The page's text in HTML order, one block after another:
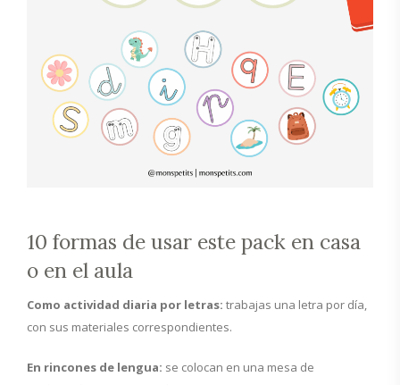
10 formas de usar este pack en casa
o en el aula
Como actividad diaria por letras: trabajas una letra por día,
con sus materiales correspondientes.
En rincones de lengua: se colocan en una mesa de